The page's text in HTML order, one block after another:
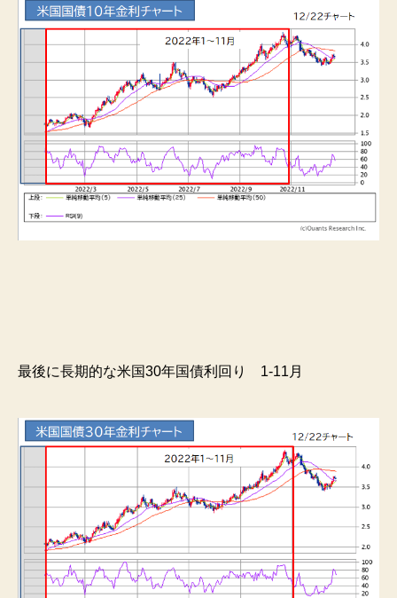
最後に長期的な米国30年国債利回り 1-11月